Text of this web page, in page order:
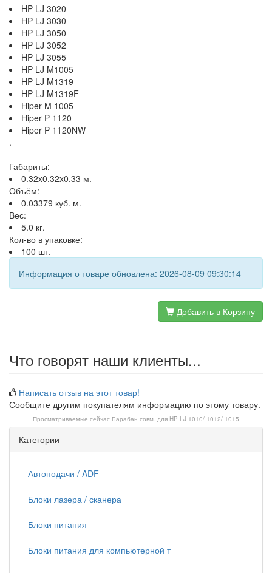
HP LJ 3020
HP LJ 3030
HP LJ 3050
HP LJ 3052
HP LJ 3055
HP LJ M1005
HP LJ M1319
HP LJ M1319F
Hiper M 1005
Hiper P 1120
Hiper P 1120NW
.
Габариты:
0.32x0.32x0.33 м.
Объём:
0.03379 куб. м.
Вес:
5.0 кг.
Кол-во в упаковке:
100 шт.
Информация о товаре обновлена: 2026-08-09 09:30:14
Добавить в Корзину
Что говорят наши клиенты...
Написать отзыв на этот товар!
Сообщите другим покупателям информацию по этому товару.
Просматриваемые сейчас:Барабан совм. для HP LJ 1010/ 1012/ 1015
Категории
Автоподачи / ADF
Блоки лазера / сканера
Блоки питания
Блоки питания для компьютерной т